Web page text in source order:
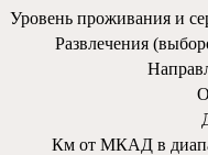
Уровень проживания и
Развлечения
Км от МКАД в